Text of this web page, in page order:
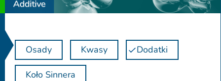
Osady Kwasy Dodatki
Koło Sinnera